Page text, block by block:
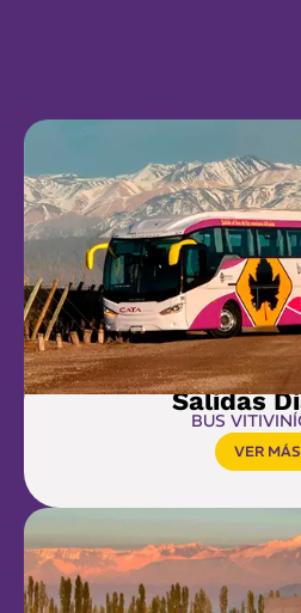
Salidas
BUS
VER MÁS